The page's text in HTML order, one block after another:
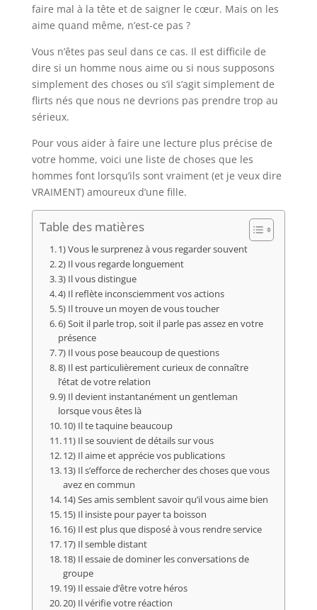
faire mal à la tête et de saigner le cœur. Mais on les
aime quand même, n’est-ce pas ?
Vous n’êtes pas seul dans ce cas. Il est difficile de
dire si un homme nous aime ou si nous supposons
simplement des choses ou s’il s’agit simplement de
flirts nés que nous ne devrions pas prendre trop au
sérieux.
Pour vous aider à faire une lecture plus précise de
votre homme, voici une liste de choses que les
hommes font lorsqu’ils sont vraiment (et je veux dire
VRAIMENT) amoureux d’une fille.
Table des matières
1) Vous le surprenez à vous regarder souvent
2) Il vous regarde longuement
3) Il vous distingue
4) Il reflète inconsciemment vos actions
5) Il trouve un moyen de vous toucher
6) Soit il parle trop, soit il parle pas assez en votre
présence
7) Il vous pose beaucoup de questions
8) Il est particulièrement curieux de connaître
l’état de votre relation
9) Il devient instantanément un gentleman
lorsque vous êtes là
10) Il te taquine beaucoup
11) Il se souvient de détails sur vous
12) Il aime et apprécie vos publications
13) Il s’efforce de rechercher des choses que vous
avez en commun
14) Ses amis semblent savoir qu’il vous aime bien
15) Il insiste pour payer ta boisson
16) Il est plus que disposé à vous rendre service
17) Il semble distant
18) Il essaie de dominer les conversations de
groupe
19) Il essaie d’être votre héros
20) Il vérifie votre réaction